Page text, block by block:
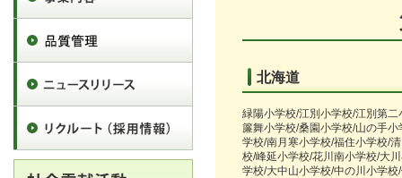
北海道
緑陽小学校/江別小学校/江別第
簾舞小学校/桑園小学校/山の手
学校/南月寒小学校/福住小学校/
校/峰延小学校/花川南小学校/大
学校/大中山小学校/中の川小学